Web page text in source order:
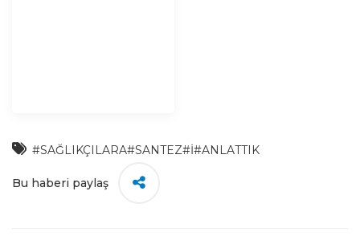
#SAĞLIKÇILARA#SANTEZ#İ#ANLATTIK
Bu haberi paylaş